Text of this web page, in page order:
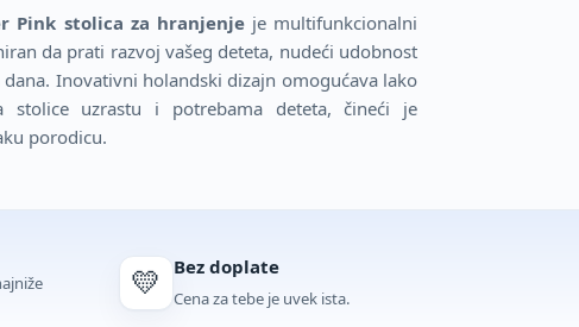
Pink stolica za hranjenjeje multifunkcionalni
da prati razvoj vašeg deteta, nudeći udobnost
Inovativni holandski dizajn omogućava lako
stolice uzrastu i potrebama deteta, čineći je
porodicu.
💛 Bez doplate
Cena za tebe je uvek ista.